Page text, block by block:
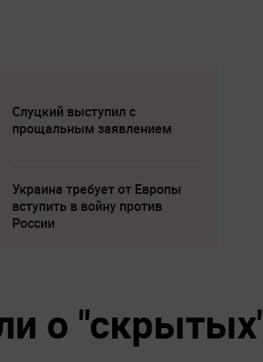
Слуцкий выступил с
прощальным заявлением
Украина требует от Европы
вступить в войну против
России
о